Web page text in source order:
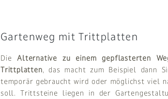
Gartenweg mit Trittplatten
Die Alternative zu einem gepflasterten
Trittplatten, das macht zum Beispiel dann
temporär gebraucht wird oder möglichst viel
soll. Trittsteine liegen in der